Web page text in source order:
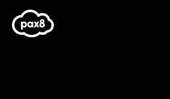
Inhalt
springen